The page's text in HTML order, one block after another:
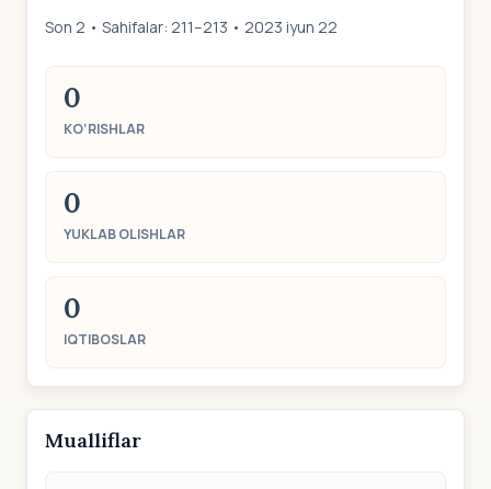
Son 2 • Sahifalar: 211–213 • 2023 iyun 22
0
KO‘RISHLAR
0
YUKLAB OLISHLAR
0
IQTIBOSLAR
Mualliflar